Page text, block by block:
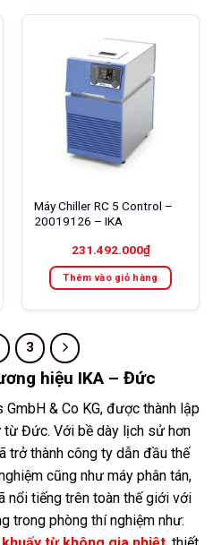
Máy Chiller RC 5 Control –
20019126 – IKA
231.492.000₫
Thêm vào giỏ hàng
3
hiệu IKA – Đức
GmbH & Co KG, được thành lập
Đức. Với bề dày lịch sử hơn
trở thành công ty dẫn đầu thế
cũng như máy phân tán,
nổi tiếng trên toàn thế giới với
trong phòng thí nghiệm như: